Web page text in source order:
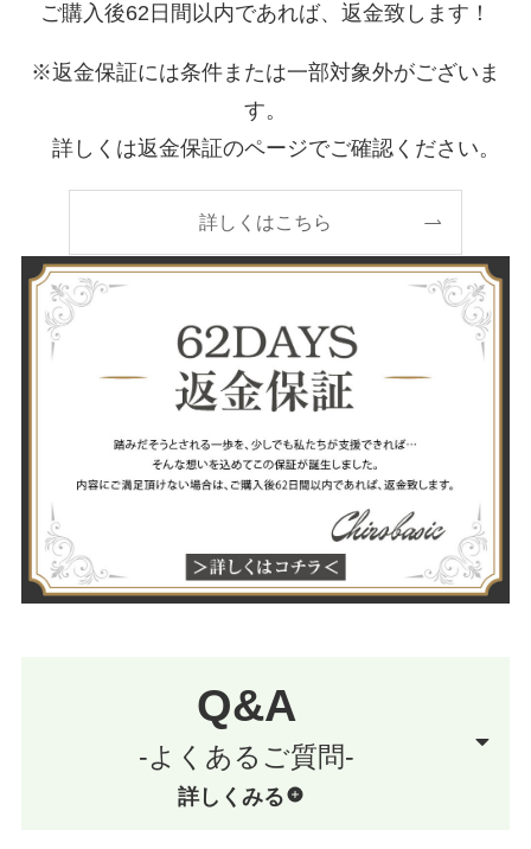
ご購入後62日間以内であれば、返金致します！
※返金保証には条件または一部対象外がございま
す。
詳しくは返金保証のページでご確認ください。
詳しくはこちら
Q&A
-よくあるご質問-
詳しくみる